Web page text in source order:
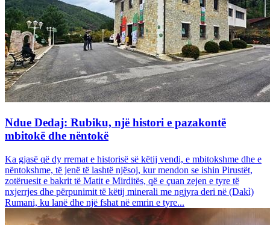
Ndue Dedaj: Rubiku, një histori e pazakontë
mbitokë dhe nëntokë
Ka gjasë që dy rremat e historisë së këtij vendi, e mbitokshme dhe e
nëntokshme, të jenë të lashtë njësoj, kur mendon se ishin Pirustët,
zotëruesit e bakrit të Matit e Mirditës, që e çuan zejen e tyre të
nxjerrjes dhe përpunimit të këtij minerali me ngjyra deri në (Dakì)
Rumani, ku lanë dhe një fshat në emrin e tyre...